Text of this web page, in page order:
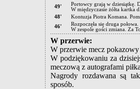
49'
Portowcy grają w dziesiątkę.
W międzyczasie żółta kartka
48'
Kontuzja Piotra Komana.
46'
Rozpoczęła się druga
W zespole gości zmiana. Za
W przerwie:
W przerwie mecz
W podziękowaniu za
meczową z autografami
Nagrody rozdawana są
sposób.